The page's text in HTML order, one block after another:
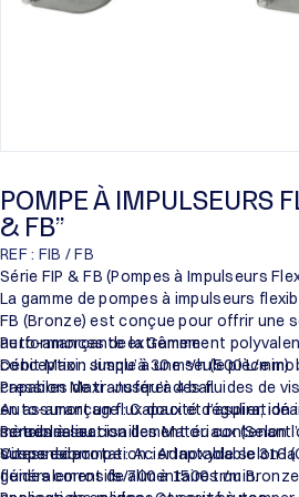
POMPE À IMPULSEURS
& FB”
REF : FIB / FB
Série FIP & FB (Pompes à Impulseurs
La gamme de pompes à impulseurs
FB (Bronze) est conçue pour offrir une
auto-amorçante extrêmement
conception simple à une seule pièce
capables de transférer des fluides de
en assurant un flux doux et régulier,
sensibles au cisaillement ou contenant
suspension.
Performances de la Gamme :
Débit Maxi : Jusqu’à 30 m³/h (500 L/min).
Pression Maxi : Jusqu’à 4 bar.
Auto-amorçage : Capacité d’aspiration
mètres à sec.
Vitesse de rotation : Adaptable selon
généralement de 700 à 1500 tr/min.
Personnalisation des Matériaux (Selon
Corps de pompe : Acier Inoxydable 316
fluides corrosifs/alimentaires ou Bronze